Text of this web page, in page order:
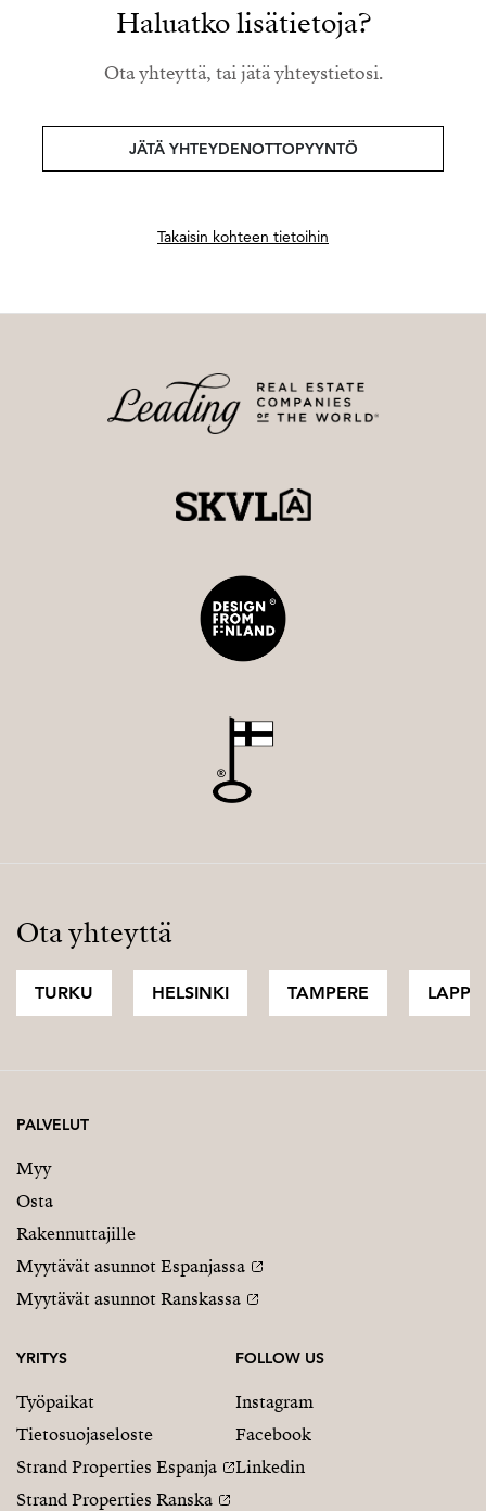
Haluatko lisätietoja?
Ota yhteyttä, tai jätä yhteystietosi.
JÄTÄ YHTEYDENOTTOPYYNTÖ
Takaisin kohteen tietoihin
Ota yhteyttä
TURKU HELSINKI TAMPERE LAPPI
PALVELUT
Myy
Osta
Rakennuttajille
Myytävät asunnot Espanjassa
Myytävät asunnot Ranskassa
YRITYS
Työpaikat
Tietosuojaseloste
Strand Properties Espanja
Strand Properties Ranska
FOLLOW US
Instagram
Facebook
Linkedin